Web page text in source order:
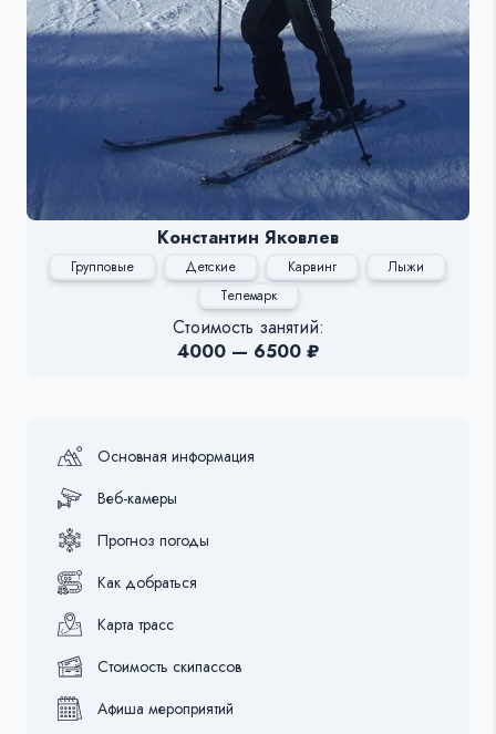
Константин Яковлев
Групповые Детские Карвинг
Лыжи
Телемарк
Стоимость занятий:
4000 — 6500 ₽
Основная информация
Веб-камеры
Прогноз погоды
Как добраться
Карта трасс
Стоимость скипассов
Афиша мероприятий